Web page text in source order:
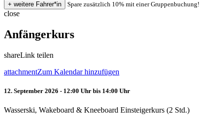
Spare zusätzlich 10% mit einer Gruppenbuchung!
close
Anfängerkurs
shareLink teilen
attachmentZum Kalendar hinzufügen
12. September 2026 - 12:00 Uhr bis 14:00 Uhr
Wasserski, Wakeboard & Kneeboard Einsteigerkurs (2 Std.)